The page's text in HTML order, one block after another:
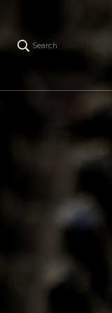
Search